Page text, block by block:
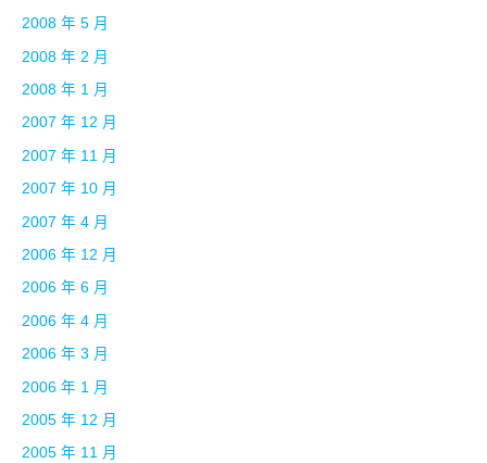
2008 年 5 月
2008 年 2 月
2008 年 1 月
2007 年 12 月
2007 年 11 月
2007 年 10 月
2007 年 4 月
2006 年 12 月
2006 年 6 月
2006 年 4 月
2006 年 3 月
2006 年 1 月
2005 年 12 月
2005 年 11 月